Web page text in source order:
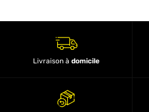
Livraison à domicile